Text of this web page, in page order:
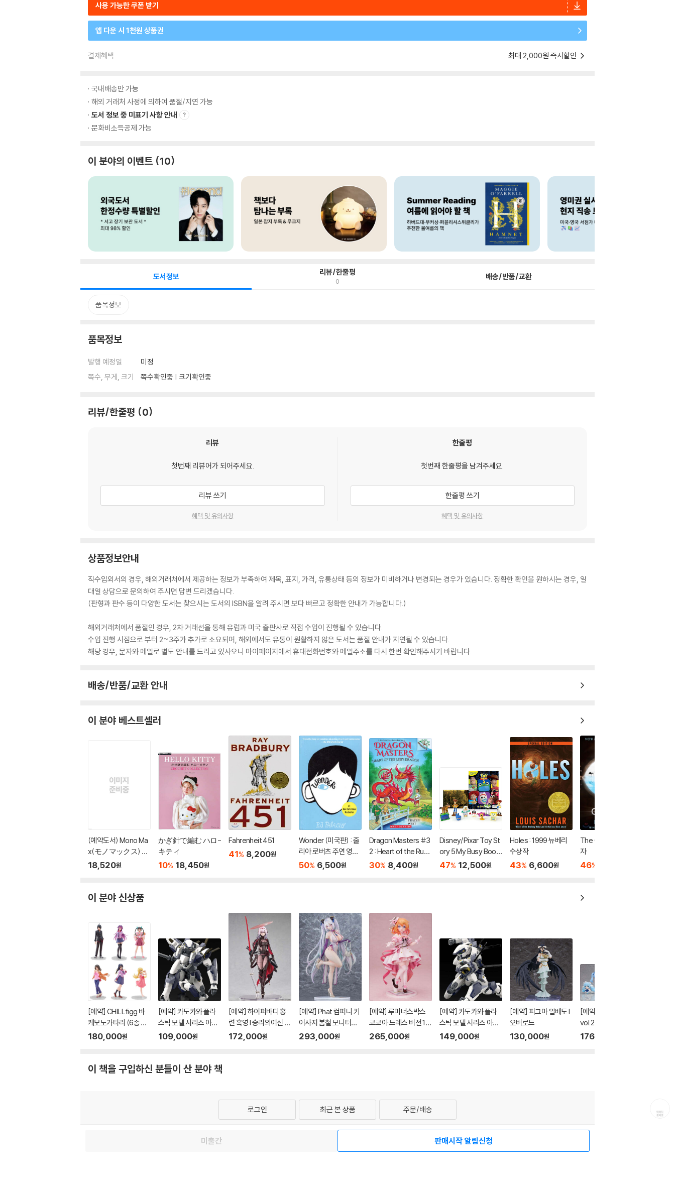
사용 가능한 쿠폰 받기
앱 다운 시 1천원 상품권
결제혜택 최대 2,000원 즉시할인
국내배송만 가능
해외 거래처 사정에 의하여 품절/지연 가능
도서 정보 중 미표기 사항 안내
문화비소득공제 가능
이 분야의 이벤트 10
도서정보 리뷰/한줄평
0 배송/반품/교환
품목정보
품목정보
발행 예정일
미정
쪽수, 무게, 크기
쪽수확인중 | 크기확인중
리뷰/한줄평 0
리뷰
첫번째 리뷰어가 되어주세요.
리뷰 쓰기
혜택 및 유의사항
한줄평
첫번째 한줄평을 남겨주세요.
한줄평 쓰기
혜택 및 유의사항
상품정보안내
직수입외서의 경우, 해외거래처에서 제공하는 정보가 부족하여 제목, 표지, 가격, 유통상태 등의 정보가 미비하거나 변경되는 경우가 있습니다. 정확한 확인을 원하시는 경우, 일
대일 상담으로 문의하여 주시면 답변 드리겠습니다.
(판형과 판수 등이 다양한 도서는 찾으시는 도서의 ISBN을 알려 주시면 보다 빠르고 정확한 안내가 가능합니다.)
해외거래처에서 품절인 경우, 2차 거래선을 통해 유럽과 미국 출판사로 직접 수입이 진행될 수 있습니다.
수입 진행 시점으로 부터 2~3주가 추가로 소요되며, 해외에서도 유통이 원활하지 않은 도서는 품절 안내가 지연될 수 있습니다.
해당 경우, 문자와 메일로 별도 안내를 드리고 있사오니 마이페이지에서 휴대전화번호와 메일주소를 다시 한번 확인해주시기 바랍니다.
배송/반품/교환 안내
이 분야 베스트셀러
(예약도서) Mono Ma
x(モノマックス) 20
26年10月號
18,520원
かぎ針で編む ハロ-
キティ
10% 18,450원
Fahrenheit 451
41% 8,200원
Wonder (미국판) : 줄
리아 로버츠 주연 영화
'원더' 원작 소설
50% 6,500원
Dragon Masters #3
2 : Heart of the Ruby
Dragon (A Branches
30% 8,400원
Disney/Pixar Toy St
ory 5 My Busy Book
s
47% 12,500원
Holes : 1999 뉴베리
수상작
43% 6,600원
The Giver 기억 전달
자
46%
이 분야 신상품
[예약] CHILLfigg 바
케모노가타리 (6종 세
트)
180,000원
[예약] 카도카와 플라
스틱 모델 시리즈 아바
레스트 l 풀메탈패닉
109,000원
[예약] 하이퍼바디 홍
련 흑영 l 승리의여신 니
케
172,000원
[예약] Phat 컴퍼니 키
어사지 봄철 모니터링
버전 1/6 l 벽람항로
293,000원
[예약] 루미너스박스
코코아 드레스 버전 1/
7 l 주문은 토끼입니까
265,000원
[예약] 카도카와 플라
스틱 모델 시리즈 아바
레스트 스페셜 세트 l 풀
149,000원
[예약] 피그마 알베도 l
오버로드
130,000원
[예약][클리어 포스터
vol.2] 블라인드박스 시
리즈 유키 미쿠 올스타
176,000
이 책을 구입하신 분들이 산 분야 책
미출간 판매시작 알림신청
로그인 최근 본 상품 주문/배송
중고샵 1566-4295
eBook 1:1문의/채팅상담